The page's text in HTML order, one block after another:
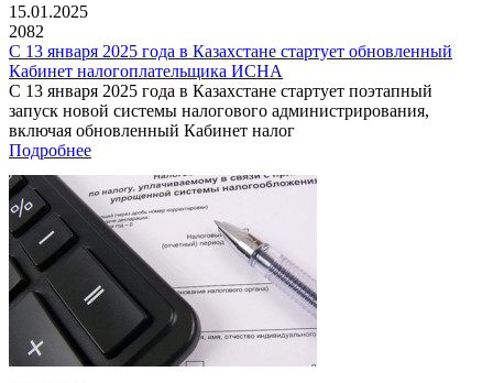
15.01.2025
2082
С 13 января 2025 года в Казахстане стартует обновленный
Кабинет налогоплательщика ИСНА
С 13 января 2025 года в Казахстане стартует поэтапный
запуск новой системы налогового администрирования,
включая обновленный Кабинет налог
Подробнее